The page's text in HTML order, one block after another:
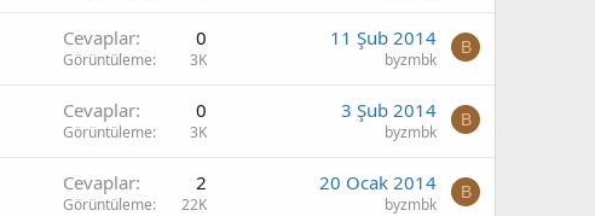
Cevaplar 0
Görüntüleme 3K
11 Şub 2014
byzmbk
B
Cevaplar 0
Görüntüleme 3K
3 Şub 2014
byzmbk
B
Cevaplar 2
Görüntüleme 22K
20 Ocak 2014
byzmbk
B